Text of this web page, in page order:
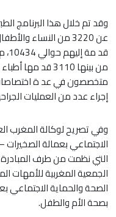
وقد تم خلال هذا البرنامج
عن 3220 من النساء
متخصصون في عد ة
إجراء عدد من العمليات الجراحية لـ27 طفلا، من بينها
وفي تصريح لوكالة المغرب
الاجتماعي بعمالة الصخيرات
التي نظمت من طرف المبادرة
الجمعية المغربية للأمهات
الصحة والحماية الاجتماعي
بصحة الأم والطفل.